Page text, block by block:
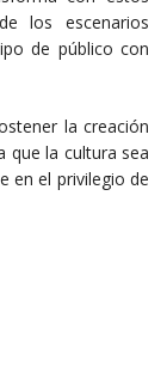
los escenarios
de público con
la creación
que la cultura sea
en el privilegio de